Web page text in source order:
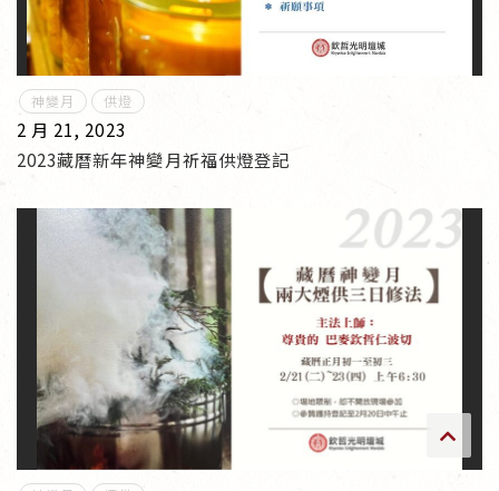
傳承上師授證
專書與譯著
*巴麥寺與麥青寺的聯合聲明
尊貴上師珍寶開示
巴麥欽哲珍寶開示
前行開示文集
媒體影音集
神變月 供燈
2 月 21, 2023
2023藏曆新年神變月祈福供燈登記